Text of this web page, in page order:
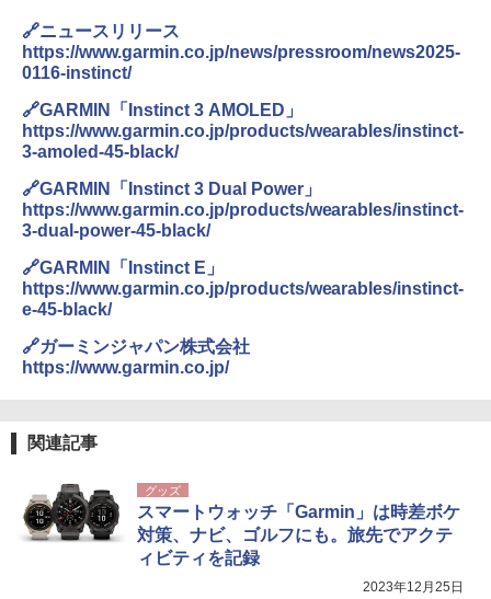
🔗ニュースリリース
https://www.garmin.co.jp/news/pressroom/news2025-
0116-instinct/
🔗GARMIN「Instinct 3 AMOLED」
https://www.garmin.co.jp/products/wearables/instinct-
3-amoled-45-black/
🔗GARMIN「Instinct 3 Dual Power」
https://www.garmin.co.jp/products/wearables/instinct-
3-dual-power-45-black/
🔗GARMIN「Instinct E」
https://www.garmin.co.jp/products/wearables/instinct-
e-45-black/
🔗ガーミンジャパン株式会社
https://www.garmin.co.jp/
関連記事
グッズ
スマートウォッチ「Garmin」は時差ボケ
対策、ナビ、ゴルフにも。旅先でアクテ
ィビティを記録
2023年12月25日